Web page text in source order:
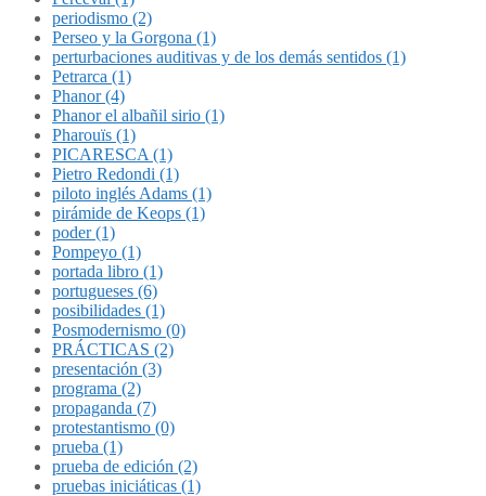
periodismo (2)
Perseo y la Gorgona (1)
perturbaciones auditivas y de los demás sentidos (1)
Petrarca (1)
Phanor (4)
Phanor el albañil sirio (1)
Pharouïs (1)
PICARESCA (1)
Pietro Redondi (1)
piloto inglés Adams (1)
pirámide de Keops (1)
poder (1)
Pompeyo (1)
portada libro (1)
portugueses (6)
posibilidades (1)
Posmodernismo (0)
PRÁCTICAS (2)
presentación (3)
programa (2)
propaganda (7)
protestantismo (0)
prueba (1)
prueba de edición (2)
pruebas iniciáticas (1)